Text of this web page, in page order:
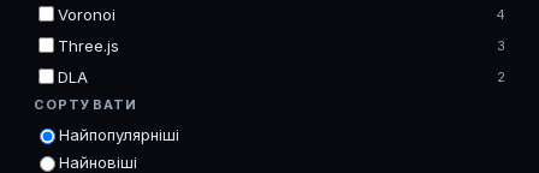
Voronoi 4
Three.js 3
DLA
2
СОРТУВАТИ
Найпопулярніші
Найновіші